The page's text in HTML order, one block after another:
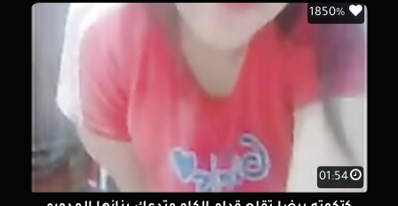
01:54
1850%